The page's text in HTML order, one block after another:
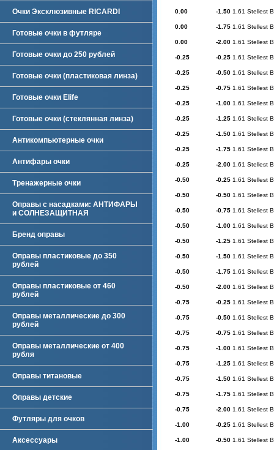
Очки Эксклюзивные RICARDI
Готовые очки в футляре
Готовые очки до 250 рублей
Готовые очки (пластиковая линза)
Готовые очки Elife
Готовые очки (стеклянная линза)
Антикомпьютерные очки
Антифары очки
Тренажерные очки
Оправы с насадками: АНТИФАРЫ
и СОЛНЕЗАЩИТНАЯ
Бренд оправы
Оправы пластиковые до 350
рублей
Оправы пластиковые от 460
рублей
Оправы металлические до 300
рублей
Оправы металлические от 400
рубля
Оправы титановые
Оправы детские
Футляры для очков
Аксессуары
0.00 -1.50 1.61 Stellest
0.00 -1.75 1.61 Stellest
0.00 -2.00 1.61 Stellest
-0.25 -0.25 1.61 Stellest
-0.25 -0.50 1.61 Stellest
-0.25 -0.75 1.61 Stellest
-0.25 -1.00 1.61 Stellest
-0.25 -1.25 1.61 Stellest
-0.25 -1.50 1.61 Stellest
-0.25 -1.75 1.61 Stellest
-0.25 -2.00 1.61 Stellest
-0.50 -0.25 1.61 Stellest
-0.50 -0.50 1.61 Stellest
-0.50 -0.75 1.61 Stellest
-0.50 -1.00 1.61 Stellest
-0.50 -1.25 1.61 Stellest
-0.50 -1.50 1.61 Stellest
-0.50 -1.75 1.61 Stellest
-0.50 -2.00 1.61 Stellest
-0.75 -0.25 1.61 Stellest
-0.75 -0.50 1.61 Stellest
-0.75 -0.75 1.61 Stellest
-0.75 -1.00 1.61 Stellest
-0.75 -1.25 1.61 Stellest
-0.75 -1.50 1.61 Stellest
-0.75 -1.75 1.61 Stellest
-0.75 -2.00 1.61 Stellest
-1.00 -0.25 1.61 Stellest
-1.00 -0.50 1.61 Stellest